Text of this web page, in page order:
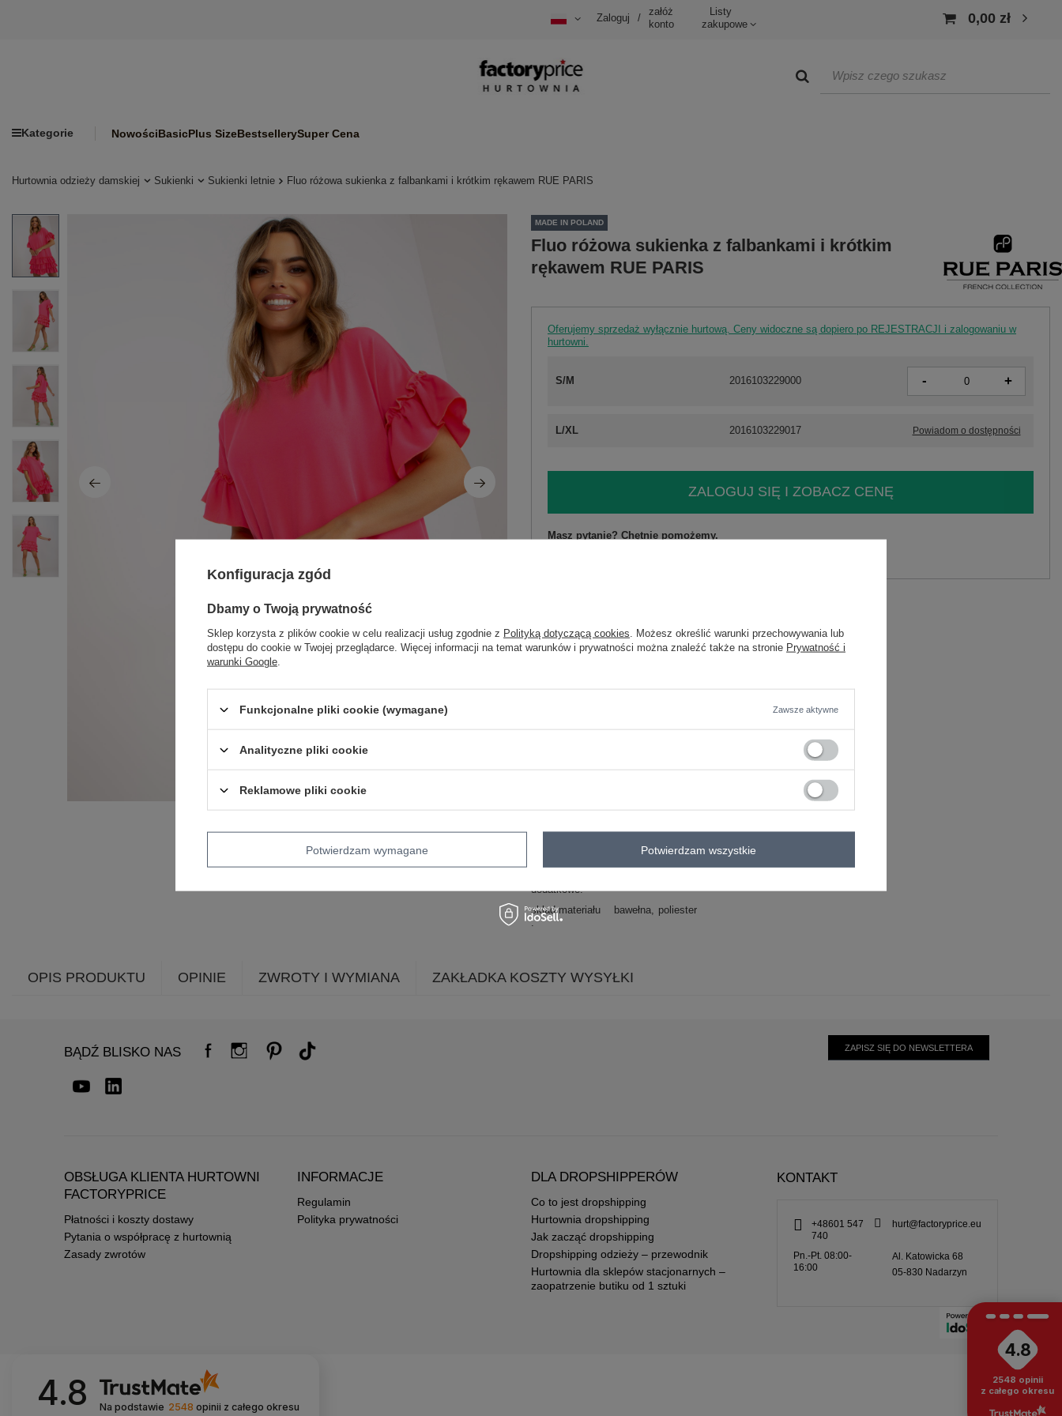
Zaloguj /
załóż
konto
Listy
zakupowe
0,00 zł
Kategorie NowościBasicPlus SizeBestsellerySuper Cena
Hurtownia odzieży damskiej Sukienki Sukienki letnie Fluo różowa sukienka z falbankami i krótkim rękawem RUE PARIS
MADE IN POLAND
Fluo różowa sukienka z falbankami i krótkim
rękawem RUE PARIS
Oferujemy sprzedaż wyłącznie hurtową. Ceny widoczne są dopiero po REJESTRACJI i zalogowaniu w
hurtowni.
S/M 2016103229000 - +
L/XL 2016103229017 Powiadom o dostępności
ZALOGUJ SIĘ I ZOBACZ CENĘ
Masz pytanie? Chętnie pomożemy.
PRODUKCJA
WYPRODUKOWANO W POLSCE
dekolt
okrągły
dodatkowe
skład materiału bawełna poliester
OPIS PRODUKTU OPINIE ZWROTY I WYMIANA ZAKŁADKA KOSZTY WYSYŁKI
BĄDŹ BLISKO NAS ZAPISZ SIĘ DO NEWSLETTERA
OBSŁUGA KLIENTA HURTOWNI
FACTORYPRICE
Płatności i koszty dostawy
Pytania o współpracę z hurtownią
Zasady zwrotów
INFORMACJE
Regulamin
Polityka prywatności
DLA DROPSHIPPERÓW
Co to jest dropshipping
Hurtownia dropshipping
Jak zacząć dropshipping
Dropshipping odzieży – przewodnik
Hurtownia dla sklepów stacjonarnych –
zaopatrzenie butiku od 1 sztuki
KONTAKT
+48601 547
740
hurt@factoryprice.eu
Pn.-Pt. 08:00-
16:00
Al. Katowicka 68
05-830 Nadarzyn
4.8 Na podstawie 2548 opinii z całego okresu
4.8
2548 opinii
z całego okresu
Konfiguracja zgód
Dbamy o Twoją prywatność
Sklep korzysta z plików cookie w celu realizacji usług zgodnie z Polityką dotyczącą cookies . Możesz określić warunki przechowywania lub
dostępu do cookie w Twojej przeglądarce. Więcej informacji na temat warunków i prywatności można znaleźć także na stronie Prywatność i
warunki Google
Funkcjonalne pliki cookie (wymagane) Zawsze aktywne
Analityczne pliki cookie
Reklamowe pliki cookie
Potwierdzam wymagane Potwierdzam wszystkie